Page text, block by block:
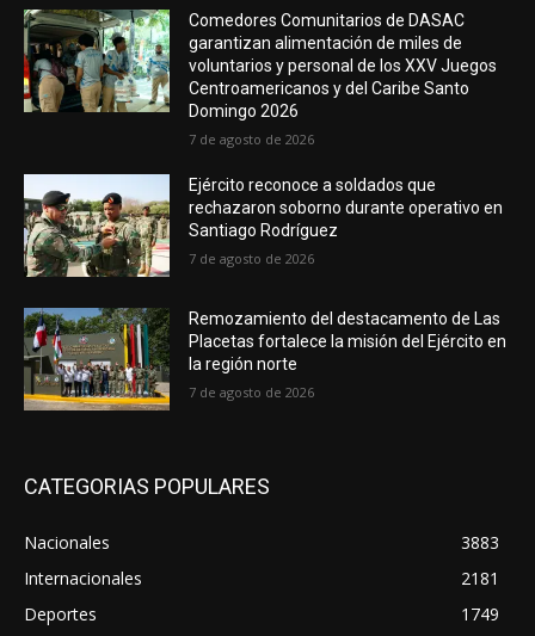
Comedores Comunitarios de DASAC
garantizan alimentación de miles de
voluntarios y personal de los XXV Juegos
Centroamericanos y del Caribe Santo
Domingo 2026
7 de agosto de 2026
Ejército reconoce a soldados que
rechazaron soborno durante operativo en
Santiago Rodríguez
7 de agosto de 2026
Remozamiento del destacamento de Las
Placetas fortalece la misión del Ejército en
la región norte
7 de agosto de 2026
CATEGORIAS POPULARES
Nacionales
3883
Internacionales
2181
Deportes
1749